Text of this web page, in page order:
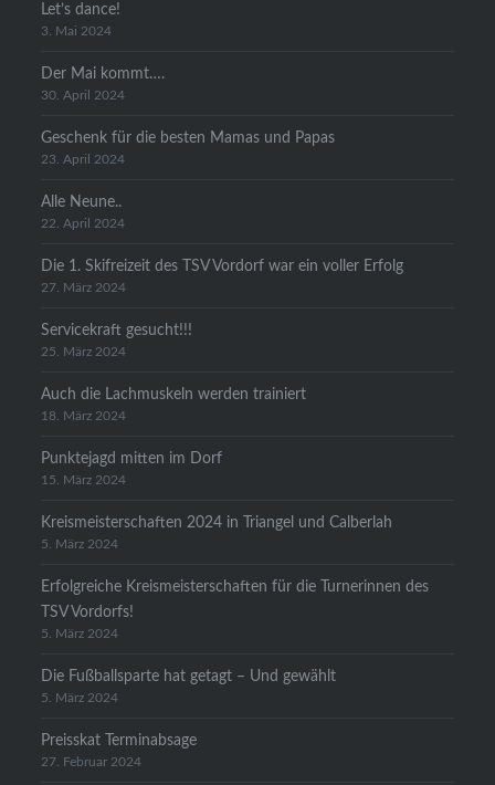
Let’s dance!
3. Mai 2024
Der Mai kommt….
30. April 2024
Geschenk für die besten Mamas und Papas
23. April 2024
Alle Neune..
22. April 2024
Die 1. Skifreizeit des TSV Vordorf war ein voller Erfolg
27. März 2024
Servicekraft gesucht!!!
25. März 2024
Auch die Lachmuskeln werden trainiert
18. März 2024
Punktejagd mitten im Dorf
15. März 2024
Kreismeisterschaften 2024 in Triangel und Calberlah
5. März 2024
Erfolgreiche Kreismeisterschaften für die Turnerinnen des
TSV Vordorfs!
5. März 2024
Die Fußballsparte hat getagt – Und gewählt
5. März 2024
Preisskat Terminabsage
27. Februar 2024